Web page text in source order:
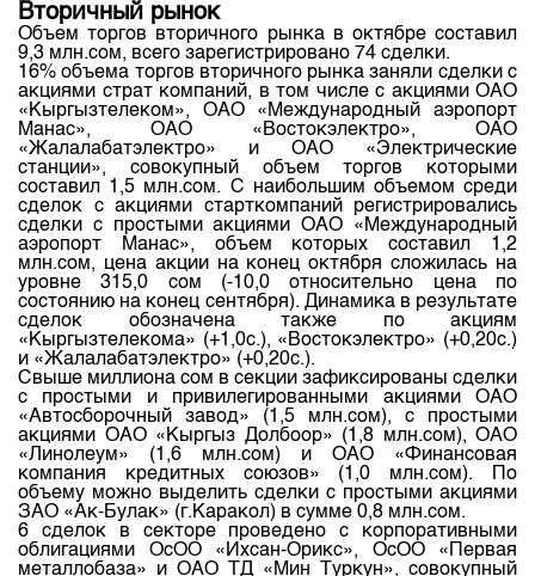
Вторичный рынок
Объем торгов вторичного рынка в октябре составил
9,3 млн.сом, всего зарегистрировано 74 сделки.
16% объема торгов вторичного рынка заняли сделки с
акциями страт компаний, в том числе с акциями ОАО
«Кыргызтелеком», ОАО «Международный аэропорт
Манас», ОАО «Востокэлектро», ОАО
«Жалалабатэлектро» и ОАО «Электрические
станции», совокупный объем торгов которыми
составил 1,5 млн.сом. С наибольшим объемом среди
сделок с акциями старткомпаний регистрировались
сделки с простыми акциями ОАО «Международный
аэропорт Манас», объем которых составил 1,2
млн.сом, цена акции на конец октября сложилась на
уровне 315,0 сом (-10,0 относительно цена по
состоянию на конец сентября). Динамика в результате
сделок обозначена также по акциям
«Кыргызтелекома» (+1,0с.), «Востокэлектро» (+0,20с.)
и «Жалалабатэлектро» (+0,20с.).
Свыше миллиона сом в секции зафиксированы сделки
с простыми и привилегированными акциями ОАО
«Автосборочный завод» (1,5 млн.сом), с простыми
акциями ОАО «Кыргыз Долбоор» (1,8 млн.сом), ОАО
«Линолеум» (1,6 млн.сом) и ОАО «Финансовая
компания кредитных союзов» (1,0 млн.сом). По
объему можно выделить сделки с простыми акциями
ЗАО «Ак-Булак» (г.Каракол) в сумме 0,8 млн.сом.
6 сделок в секторе проведено с корпоративными
облигациями ОсОО «Ихсан-Орикс», ОсОО «Первая
металлобаза» и ОАО ТД «Мин Туркун», совокупный